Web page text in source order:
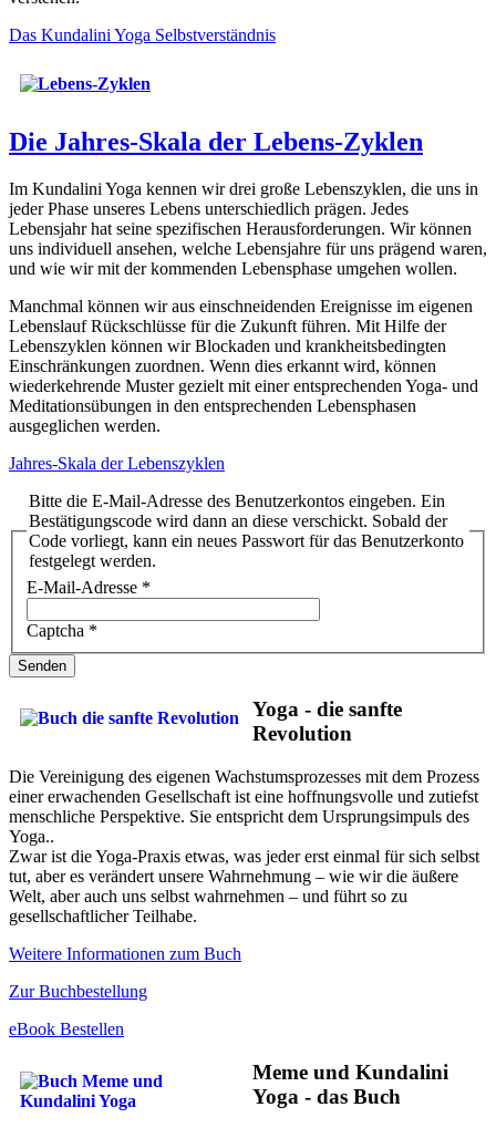
Das Kundalini Yoga Selbstverständnis
Die Jahres-Skala der Lebens-Zyklen
Im Kundalini Yoga kennen wir drei große Lebenszyklen, die uns in
jeder Phase unseres Lebens unterschiedlich prägen. Jedes
Lebensjahr hat seine spezifischen Herausforderungen. Wir können
uns individuell ansehen, welche Lebensjahre für uns prägend waren,
und wie wir mit der kommenden Lebensphase umgehen wollen.
Manchmal können wir aus einschneidenden Ereignisse im eigenen
Lebenslauf Rückschlüsse für die Zukunft führen. Mit Hilfe der
Lebenszyklen können wir Blockaden und krankheitsbedingten
Einschränkungen zuordnen. Wenn dies erkannt wird, können
wiederkehrende Muster gezielt mit einer entsprechenden Yoga- und
Meditationsübungen in den entsprechenden Lebensphasen
ausgeglichen werden.
Jahres-Skala der Lebenszyklen
Bitte die E-Mail-Adresse des Benutzerkontos eingeben. Ein
Bestätigungscode wird dann an diese verschickt. Sobald der
Code vorliegt, kann ein neues Passwort für das Benutzerkonto
festgelegt werden.
E-Mail-Adresse *
Captcha *
Senden
Yoga - die sanfte
Revolution
Die Vereinigung des eigenen Wachstumsprozesses mit dem Prozess
einer erwachenden Gesellschaft ist eine hoffnungsvolle und zutiefst
menschliche Perspektive. Sie entspricht dem Ursprungsimpuls des
Yoga..
Zwar ist die Yoga-Praxis etwas, was jeder erst einmal für sich selbst
tut, aber es verändert unsere Wahrnehmung – wie wir die äußere
Welt, aber auch uns selbst wahrnehmen – und führt so zu
gesellschaftlicher Teilhabe.
Weitere Informationen zum Buch
Zur Buchbestellung
eBook Bestellen
Meme und Kundalini
Yoga - das Buch